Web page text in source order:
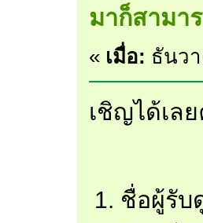
มาก็สามา
« เมื่อ: ธันว
เชิญได้เล
ชื่อผู้รับ